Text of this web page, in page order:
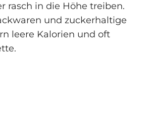
rasch in die Höhe treiben.
und zuckerhaltige
leere Kalorien und oft